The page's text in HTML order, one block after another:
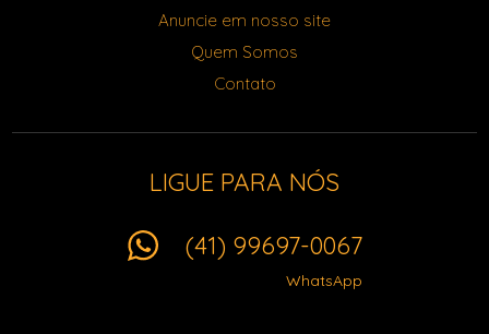
Anuncie em nosso site
Quem Somos
Contato
LIGUE PARA NÓS
(41) 99697-0067
WhatsApp